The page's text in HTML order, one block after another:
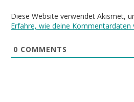
Diese Website verwendet Akismet,
Erfahre, wie deine Kommentardaten
0 COMMENTS